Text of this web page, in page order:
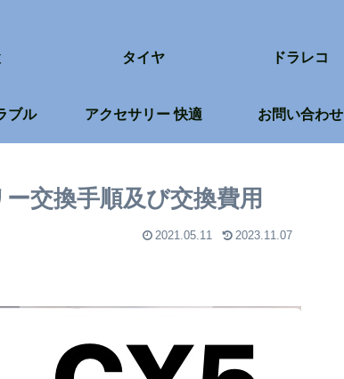
タイヤ ドラレコ
ブル アクセサリー 快適 お問い合わせ
交換手順及び交換費用
2021.05.11 2023.11.07